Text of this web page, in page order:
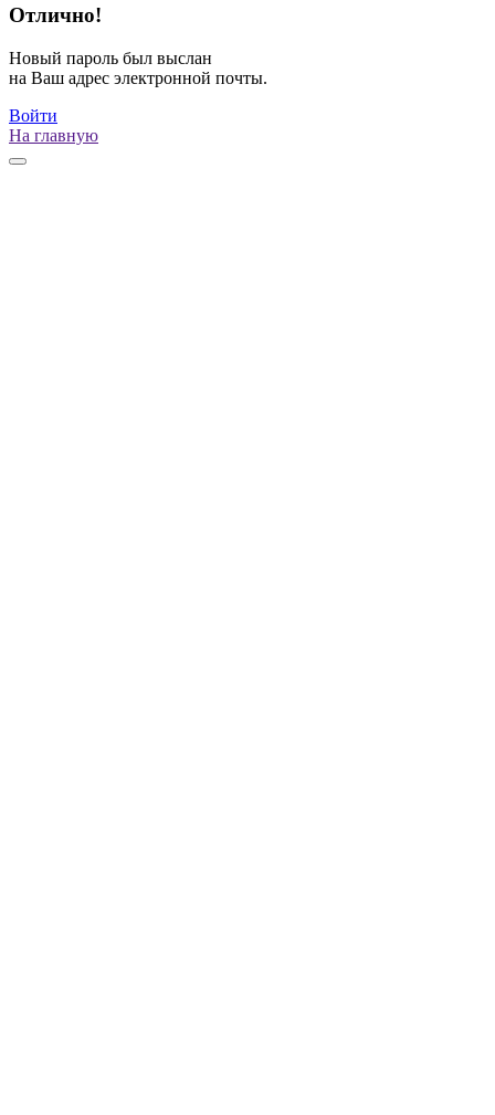
Отлично!
Новый пароль был выслан
на Ваш адрес электронной почты.
Войти
На главную